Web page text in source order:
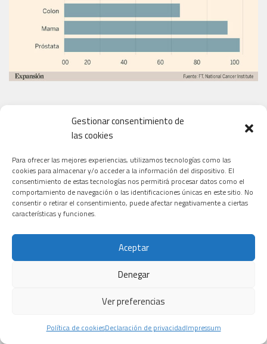
Gestionar consentimiento de
las cookies
Para ofrecer las mejores experiencias, utilizamos tecnologías como las
cookies para almacenar y/o acceder a la información del dispositivo. El
consentimiento de estas tecnologías nos permitirá procesar datos como el
comportamiento de navegación o las identificaciones únicas en este sitio. No
consentir o retirar el consentimiento, puede afectar negativamente a ciertas
características y funciones.
Aceptar
Denegar
Ver preferencias
Política de cookiesDeclaración de privacidadImpressum